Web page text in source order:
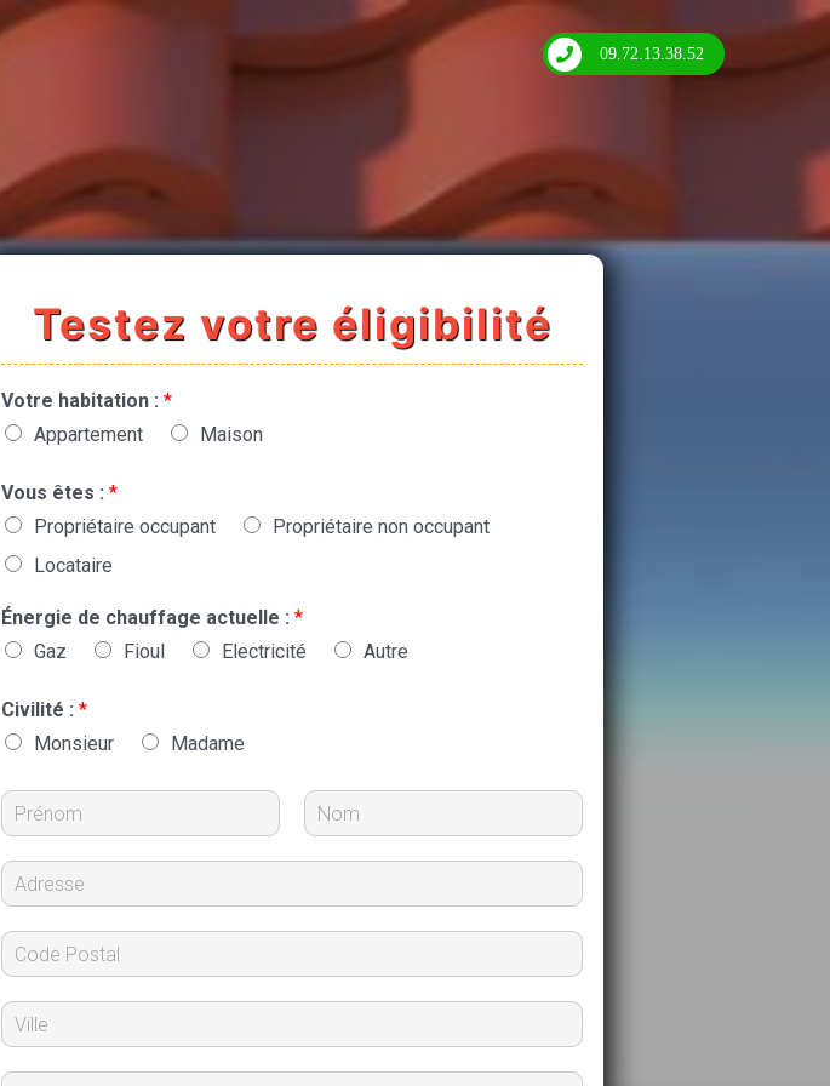
09.72.13.38.52
Testez votre éligibilité
Votre habitation : *
Appartement
Maison
Vous êtes : *
Propriétaire occupant
Propriétaire non occupant
Locataire
Énergie de chauffage actuelle : *
Gaz
Fioul Electricité Autre
Civilité : *
Monsieur
Madame